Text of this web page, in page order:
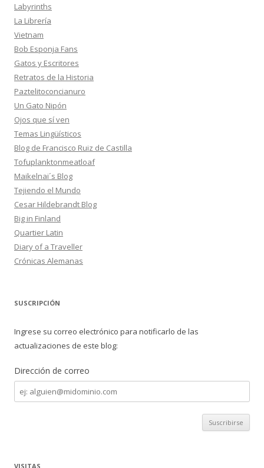
Labyrinths
La Librería
Vietnam
Bob Esponja Fans
Gatos y Escritores
Retratos de la Historia
Paztelitoconcianuro
Un Gato Nipón
Ojos que sí ven
Temas Lingüísticos
Blog de Francisco Ruiz de Castilla
Tofuplanktonmeatloaf
Maikelnai´s Blog
Tejiendo el Mundo
Cesar Hildebrandt Blog
Big in Finland
Quartier Latin
Diary of a Traveller
Crónicas Alemanas
SUSCRIPCIÓN
Ingrese su correo electrónico para notificarlo de las
actualizaciones de este blog:
Dirección de correo
Dirección
de
correo
VISITAS